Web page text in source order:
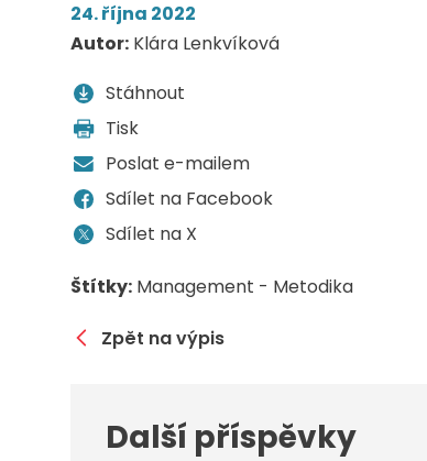
24. října 2022
Autor: Klára Lenkvíková
Stáhnout
Tisk
Poslat e-mailem
Sdílet na Facebook
Sdílet na X
Štítky: Management - Metodika
Zpět na výpis
Další příspěvky